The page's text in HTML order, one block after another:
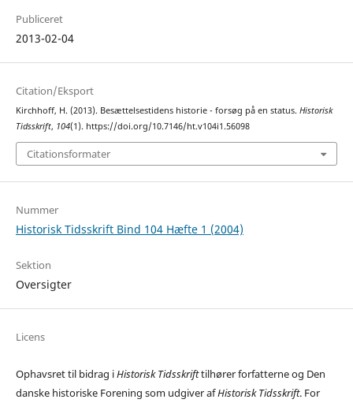
Publiceret
2013-02-04
Citation/Eksport
Kirchhoff, H. (2013). Besættelsestidens historie - forsøg på en status. Historisk
Tidsskrift, 104(1). https://doi.org/10.7146/ht.v104i1.56098
Citationsformater
Nummer
Historisk Tidsskrift Bind 104 Hæfte 1 (2004)
Sektion
Oversigter
Licens
Ophavsret til bidrag iHistorisk Tidsskrifttilhører forfatterne og Den
danske historiske Forening som udgiver afHistorisk Tidsskrift. For